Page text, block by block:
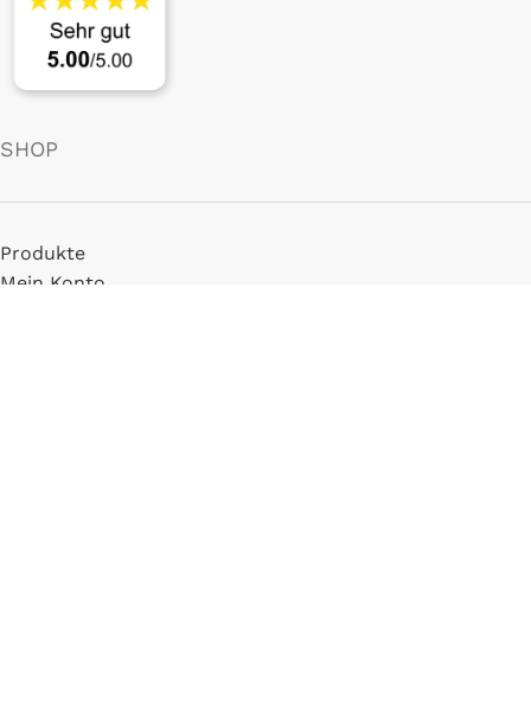
SHOP
Produkte
Mein Konto